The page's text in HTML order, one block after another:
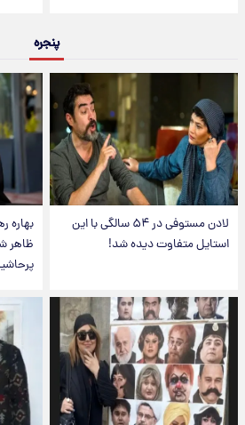
پنجره
لادن مستوفی در ۵۴ سالگی با این
استایل متفاوت دیده شد!
بهاره
ظاهر